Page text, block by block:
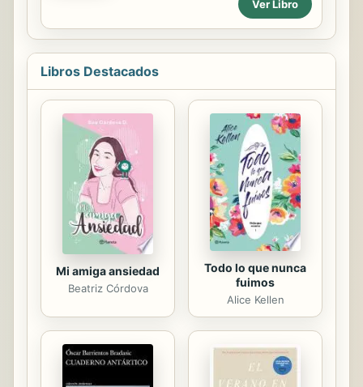
fátal. Este libro ha sido diseñado
especialmente para aquellas
personas que por una u otra razón
origen e inmigrar a este maravilloso
país: “ESTADOS UNIDOS DE
AMERICA”. El contenido de este libro
está basado en la búsqueda de
información en diferentes medios de
comunicación y experiencia propia.
No debe ser tomado como una
asesoría legal. Yo, como
inmigrante,...
Ver Libro
Libros Destacados
Mi amiga ansiedad
Beatriz Córdova
Todo lo que nunca
fuimos
Alice Kellen